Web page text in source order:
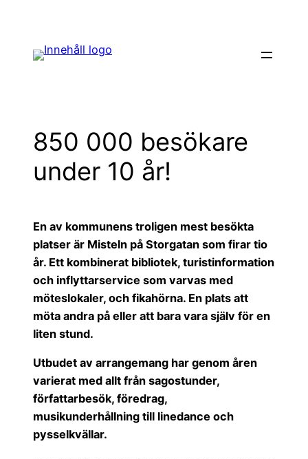
innehåll
850 000 besökare
under 10 år!
En av kommunens troligen mest besökta
platser är Misteln på Storgatan som firar tio
år. Ett kombinerat bibliotek, turistinformation
och inflyttarservice som varvas med
möteslokaler, och fikahörna. En plats att
möta andra på eller att bara vara själv för en
liten stund.
Utbudet av arrangemang har genom åren
varierat med allt från sagostunder,
författarbesök, föredrag,
musikunderhållning till linedance och
pysselkvällar.